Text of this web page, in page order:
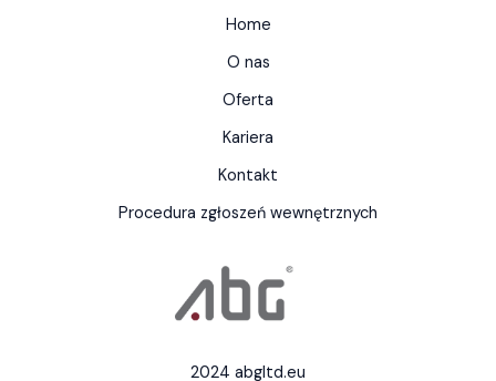
Home
O nas
Oferta
Kariera
Kontakt
Procedura zgłoszeń wewnętrznych
2024 abgltd.eu